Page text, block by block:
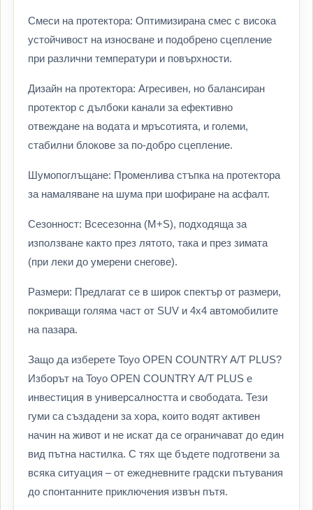
Смеси на протектора: Оптимизирана смес с висока
устойчивост на износване и подобрено сцепление
при различни температури и повърхности.
Дизайн на протектора: Агресивен, но балансиран
протектор с дълбоки канали за ефективно
отвеждане на водата и мръсотията, и големи,
стабилни блокове за по-добро сцепление.
Шумопоглъщане: Променлива стъпка на протектора
за намаляване на шума при шофиране на асфалт.
Сезонност: Всесезонна (M+S), подходяща за
използване както през лятото, така и през зимата
(при леки до умерени снегове).
Размери: Предлагат се в широк спектър от размери,
покриващи голяма част от SUV и 4х4 автомобилите
на пазара.
Защо да изберете Toyo OPEN COUNTRY A/T PLUS?
Изборът на Toyo OPEN COUNTRY A/T PLUS е
инвестиция в универсалността и свободата. Тези
гуми са създадени за хора, които водят активен
начин на живот и не искат да се ограничават до един
вид пътна настилка. С тях ще бъдете подготвени за
всяка ситуация – от ежедневните градски пътувания
до спонтанните приключения извън пътя.